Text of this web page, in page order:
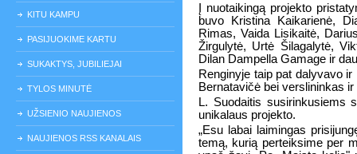
KITU KAMPU
PASIJUOKIME KARTU
SUKAKTYS, JUBILIEJAI
TYLOS MINUTĖ
UŽSIENIO NAUJIENOS
NAUJIENOS RSS KANALAIS
Į nuotaikingą projekto
buvo Kristina Kaikarienė,
Rimas, Vaida Lisikaitė,
Žirgulytė, Urtė Šilagalytė,
Dilan Dampella Gamage ir
Renginyje taip pat dalyvavo
Bernatavičė bei verslininkas
L. Suodaitis susirinkusiems
unikalaus projekto.
„Esu labai laimingas
temą, kurią perteiksime per